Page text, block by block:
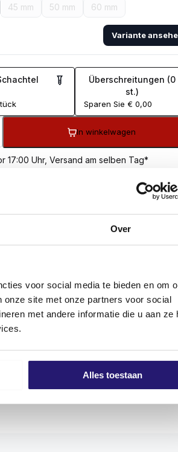
Over
voor social media te bieden en om
site met onze partners voor social
met andere informatie die u aan ze
Alles toestaan
45 mm 50 mm 60 mm
Variante
Überschreitungen (0
st.)
Sparen Sie € 0,00
In winkelwagen
17:00 Uhr, Versand am selben Tag*
Außenbereich verwendet werden
Werkzeug und Schraube
Schrauben sind mit einer
Schraube hat einen doppelten
und garantieren eine